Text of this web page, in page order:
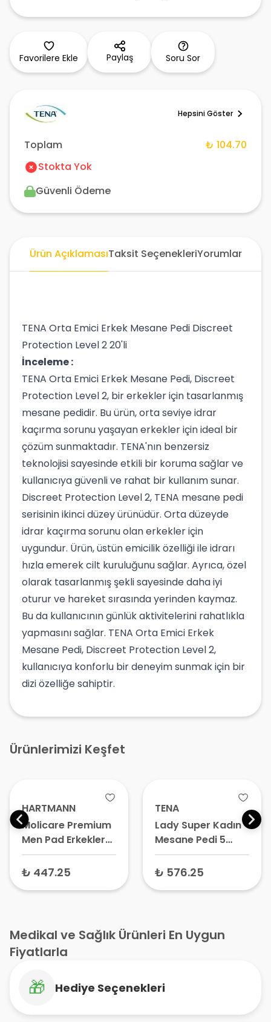
Favorilere Ekle Paylaş Soru Sor
Hepsini Göster
Toplam
₺ 104.70
Stokta Yok
Güvenli Ödeme
Ürün AçıklamasıTaksit SeçenekleriYorumlar
TENA Orta Emici Erkek Mesane Pedi Discreet
Protection Level 2 20'li
İnceleme :
TENA Orta Emici Erkek Mesane Pedi, Discreet
Protection Level 2, bir erkekler için tasarlanmış
mesane pedidir. Bu ürün, orta seviye idrar
kaçırma sorunu yaşayan erkekler için ideal bir
çözüm sunmaktadır. TENA'nın benzersiz
teknolojisi sayesinde etkili bir koruma sağlar ve
kullanıcıya güvenli ve rahat bir kullanım sunar.
Discreet Protection Level 2, TENA mesane pedi
serisinin ikinci düzey ürünüdür. Orta düzeyde
idrar kaçırma sorunu olan erkekler için
uygundur. Ürün, üstün emicilik özelliği ile idrarı
hızla emerek cilt kuruluğunu sağlar. Ayrıca, özel
olarak tasarlanmış şekli sayesinde daha iyi
oturur ve hareket sırasında yerinden kaymaz.
Bu da kullanıcının günlük aktivitelerini rahatlıkla
yapmasını sağlar. TENA Orta Emici Erkek
Mesane Pedi, Discreet Protection Level 2,
kullanıcıya konforlu bir deneyim sunmak için bir
dizi özelliğe sahiptir.
Ürünlerimizi Keşfet
HARTMANN
Molicare Premium
Men Pad Erkekler
için Mesane Pedi 4
Damla 14 Adet
₺ 447.25
TENA
Lady Super Kadın
Mesane Pedi 5
Damla 30 Adet –
İdrar Kaçırma
₺ 576.25
Medikal ve Sağlık Ürünleri En Uygun
Fiyatlarla
🎁 Hediye Seçenekleri